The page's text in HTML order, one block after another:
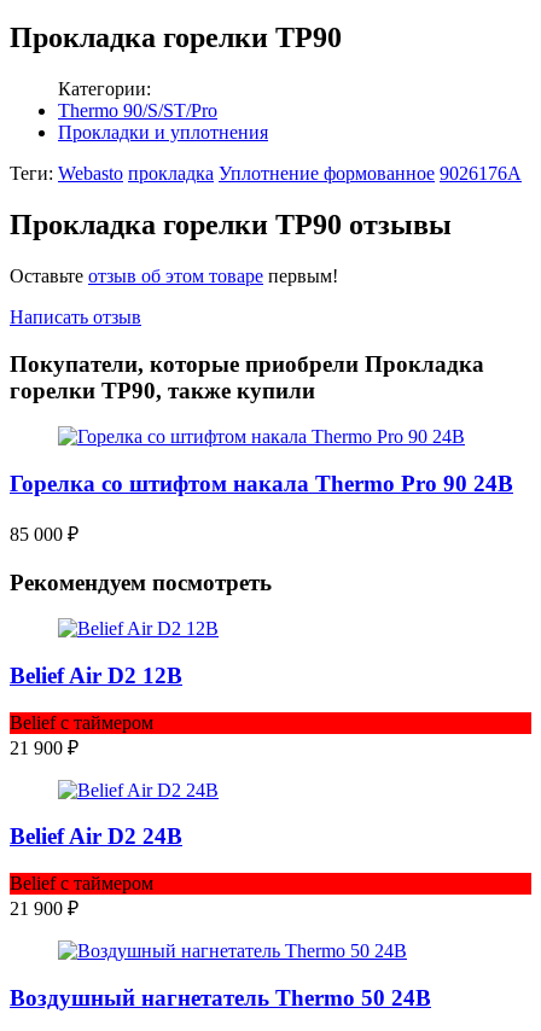
Прокладка горелки TP90
Категории:
Thermo 90/S/ST/Pro
Прокладки и уплотнения
Теги: Webasto прокладка Уплотнение формованное 9026176A
Прокладка горелки TP90 отзывы
Оставьте отзыв об этом товаре первым!
Написать отзыв
Покупатели, которые приобрели Прокладка
горелки TP90, также купили
Горелка со штифтом накала Thermo Pro 90 24В
85 000 ₽
Рекомендуем посмотреть
Belief Air D2 12В
Belief с таймером
21 900 ₽
Belief Air D2 24В
Belief с таймером
21 900 ₽
Воздушный нагнетатель Thermo 50 24В